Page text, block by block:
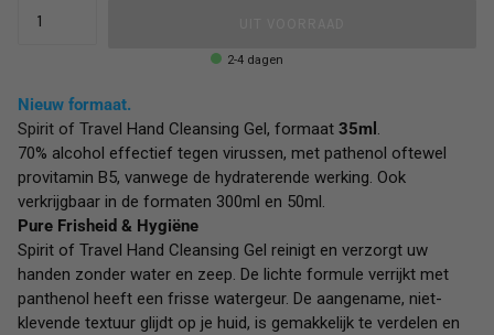
2-4 dagen
Nieuw formaat.
Spirit of Travel Hand Cleansing Gel, formaat 35ml .
70% alcohol effectief tegen virussen, met pathenol oftewel
provitamin B5, vanwege de hydraterende werking. Ook
verkrijgbaar in de formaten 300ml en 50ml.
Pure Frisheid & Hygiëne
Spirit of Travel Hand Cleansing Gel reinigt en verzorgt uw
handen zonder water en zeep. De lichte formule verrijkt met
panthenol heeft een frisse watergeur. De aangename, niet-
klevende textuur glijdt op je huid, is gemakkelijk te verdelen en